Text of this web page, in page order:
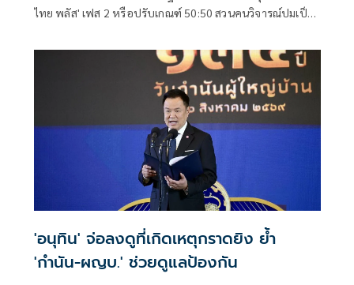
ไทย พลัส' เฟส 2 หรือปรับเกณฑ์ 50:50 สวนคนวิจารณ์ปมเป็น
แข็งแรง
'อนุทิน' จ่อลงดูที่เกิดเหตุกราดยิง ย้ำ
'กำนัน-ผญบ.' ช่วยดูแลป้องกัน